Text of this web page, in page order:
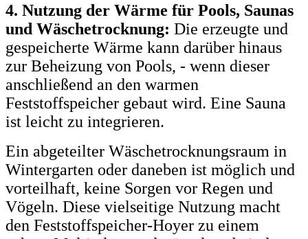
4. Nutzung der Wärme für Pools, Saunas
und Wäschetrocknung: Die erzeugte und
gespeicherte Wärme kann darüber hinaus
zur Beheizung von Pools, - wenn dieser
anschließend an den warmen
Feststoffspeicher gebaut wird. Eine Sauna
ist leicht zu integrieren.
Ein abgeteilter Wäschetrocknungsraum in
Wintergarten oder daneben ist möglich und
vorteilhaft, keine Sorgen vor Regen und
Vögeln. Diese vielseitige Nutzung macht
den Feststoffspeicher-Hoyer zu einem